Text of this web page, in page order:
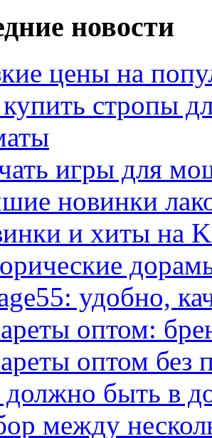
новости
цены на
стропы
игры для
новинки
и хиты на
удобно,
оптом:
оптом без
быть в
между